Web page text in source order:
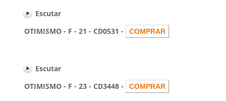
Escutar
OTIMISMO - F - 21 - CD0531 -
Escutar
OTIMISMO - F - 23 - CD3448 -